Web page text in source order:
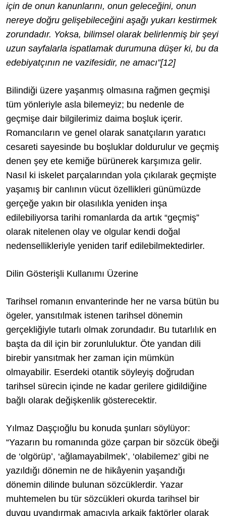
için de onun kanunlarını, onun geleceğini, onun
nereye doğru gelişebileceğini aşağı yukarı kestirmek
zorundadır. Yoksa, bilimsel olarak belirlenmiş bir şeyi
uzun sayfalarla ispatlamak durumuna düşer ki, bu da
edebiyatçının ne vazifesidir, ne amacı”[12]
Bilindiği üzere yaşanmış olmasına rağmen geçmişi
tüm yönleriyle asla bilemeyiz; bu nedenle de
geçmişe dair bilgilerimiz daima boşluk içerir.
Romancıların ve genel olarak sanatçıların yaratıcı
cesareti sayesinde bu boşluklar doldurulur ve geçmiş
denen şey ete kemiğe bürünerek karşımıza gelir.
Nasıl ki iskelet parçalarından yola çıkılarak geçmişte
yaşamış bir canlının vücut özellikleri günümüzde
gerçeğe yakın bir olasılıkla yeniden inşa
edilebiliyorsa tarihi romanlarda da artık “geçmiş”
olarak nitelenen olay ve olgular kendi doğal
nedensellikleriyle yeniden tarif edilebilmektedirler.
Dilin Gösterişli Kullanımı Üzerine
Tarihsel romanın envanterinde her ne varsa bütün bu
ögeler, yansıtılmak istenen tarihsel dönemin
gerçekliğiyle tutarlı olmak zorundadır. Bu tutarlılık en
başta da dil için bir zorunluluktur. Öte yandan dili
birebir yansıtmak her zaman için mümkün
olmayabilir. Eserdeki otantik söyleyiş doğrudan
tarihsel sürecin içinde ne kadar gerilere gidildiğine
bağlı olarak değişkenlik gösterecektir.
Yılmaz Daşçıoğlu bu konuda şunları söylüyor:
“Yazarın bu romanında göze çarpan bir sözcük öbeği
de ‘olgörüp’, ‘ağlamayabilmek’, ‘olabilemez’ gibi ne
yazıldığı dönemin ne de hikâyenin yaşandığı
dönemin dilinde bulunan sözcüklerdir. Yazar
muhtemelen bu tür sözcükleri okurda tarihsel bir
duygu uyandırmak amacıyla arkaik faktörler olarak